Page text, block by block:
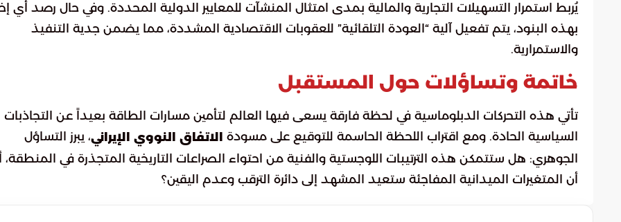
يُربط استمرار التسهيلات التجارية والمالية بمدى امتثال المنشآت للمعايير الدولية المحددة. وفي حال رصد أي
بهذه البنود، يتم تفعيل آلية “العودة التلقائية” للعقوبات الاقتصادية المشددة، مما يضمن جدية التنفيذ
والاستمرارية.
خاتمة وتساؤلات حول المستقبل
تأتي هذه التحركات الدبلوماسية في لحظة فارقة يسعى فيها العالم لتأمين مسارات الطاقة بعيداً عن التجاذبات
السياسية الحادة. ومع اقتراب اللحظة الحاسمة للتوقيع على مسودة
الاتفاق النووي الإيراني، يبرز التساؤل
الجوهري: هل ستتمكن هذه الترتيبات اللوجستية والفنية من احتواء الصراعات التاريخية المتجذرة في المنطقة،
أن المتغيرات الميدانية المفاجئة ستعيد المشهد إلى دائرة الترقب وعدم اليقين؟